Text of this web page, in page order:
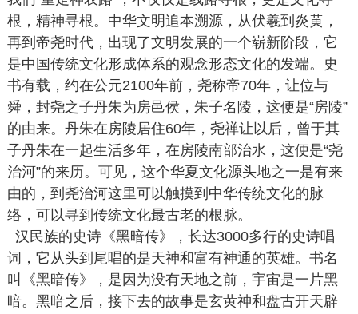
根，精神寻根。中华文明追本溯源，从伏羲到炎黄，
再到帝尧时代，出现了文明发展的一个崭新阶段，它
是中国传统文化形成体系的观念形态文化的发端。史
书有载，约在公元2100年前，尧称帝70年，让位与
舜，封尧之子丹朱为房邑侯，朱子名陵，这便是“房陵”
的由来。丹朱在房陵居住60年，尧禅让以后，曾于其
子丹朱在一起生活多年，在房陵南部治水，这便是“尧
治河”的来历。可见，这个华夏文化源头地之一是有来
由的，到尧治河这里可以触摸到中华传统文化的脉
络，可以寻到传统文化最古老的根脉。
汉民族的史诗《黑暗传》，长达3000多行的史诗唱
词，它从头到尾唱的是天神和富有神通的英雄。书名
叫《黑暗传》，是因为没有天地之前，宇宙是一片黑
暗。黑暗之后，接下去的故事是玄黄神和盘古开天辟